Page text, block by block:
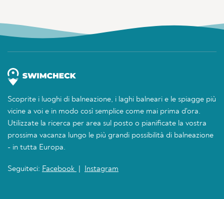
Scoprite i luoghi di balneazione, i laghi balneari e le spiagge più
vicine a voi e in modo così semplice come mai prima d'ora.
Utilizzate la ricerca per area sul posto o pianificate la vostra
prossima vacanza lungo le più grandi possibilità di balneazione
- in tutta Europa.
Seguiteci: Facebook Instagram